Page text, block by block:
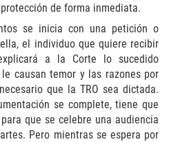
Asesinato
Voluntario
de forma inmediata.
se inicia con una petición o
el individuo que quiere recibir
a la Corte lo sucedido
causan temor y las razones por
que la TRO sea dictada.
se complete, tiene que
que se celebre una audiencia
Pero mientras se espera por